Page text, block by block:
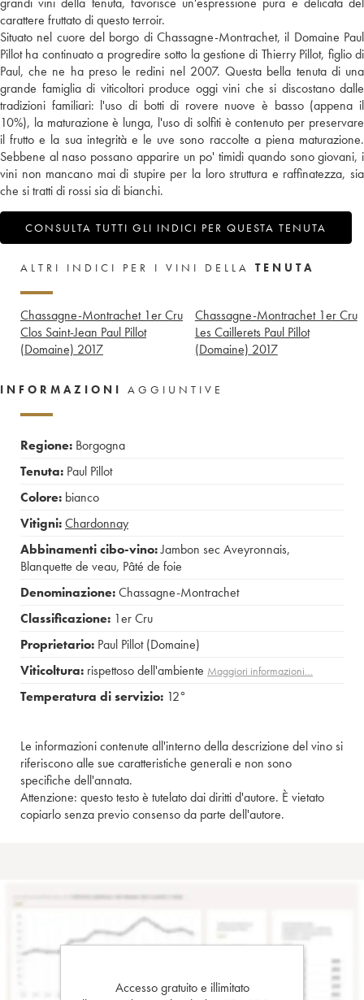
carattere fruttato di questo terroir.
Situato nel cuore del borgo di Chassagne-Montrachet, il Domaine Paul
Pillot ha continuato a progredire sotto la gestione di Thierry Pillot, figlio di
Paul, che ne ha preso le redini nel 2007. Questa bella tenuta di una
grande famiglia di viticoltori produce oggi vini che si discostano dalle
tradizioni familiari: l'uso di botti di rovere nuove è basso (appena il
10%), la maturazione è lunga, l'uso di solfiti è contenuto per preservare
il frutto e la sua integrità e le uve sono raccolte a piena maturazione.
Sebbene al naso possano apparire un po' timidi quando sono giovani, i
vini non mancano mai di stupire per la loro struttura e raffinatezza, sia
che si tratti di rossi sia di bianchi.
CONSULTA TUTTI GLI INDICI PER QUESTA TENUTA
ALTRI INDICI PER I VINI DELLA TENUTA
Chassagne-Montrachet 1er Cru
Clos Saint-Jean Paul Pillot
(Domaine) 2017
Chassagne-Montrachet 1er Cru
Les Caillerets Paul Pillot
(Domaine) 2017
INFORMAZIONI AGGIUNTIVE
Regione: Borgogna
Tenuta: Paul Pillot
Colore: bianco
Vitigni:Chardonnay
Abbinamenti cibo-vino:Jambon sec Aveyronnais,
Blanquette de veau, Pâté de foie
Denominazione:Chassagne-Montrachet
Classificazione: 1er Cru
Proprietario: Paul Pillot (Domaine)
Viticoltura: rispettoso dell'ambiente Maggiori informazioni…
Temperatura di servizio: 12°
Le informazioni contenute all'interno della descrizione del vino si
riferiscono alle sue caratteristiche generali e non sono
specifiche dell'annata.
Attenzione: questo testo è tutelato dai diritti d'autore. È vietato
copiarlo senza previo consenso da parte dell'autore.
Accesso gratuito e illimitato